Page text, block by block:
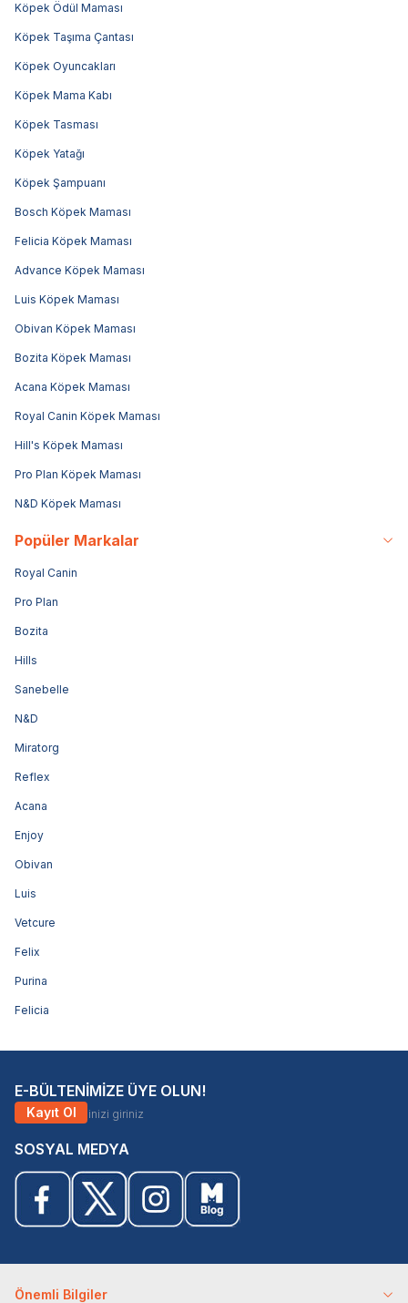
Köpek Ödül Maması
Köpek Taşıma Çantası
Köpek Oyuncakları
Köpek Mama Kabı
Köpek Tasması
Köpek Yatağı
Köpek Şampuanı
Bosch Köpek Maması
Felicia Köpek Maması
Advance Köpek Maması
Luis Köpek Maması
Obivan Köpek Maması
Bozita Köpek Maması
Acana Köpek Maması
Royal Canin Köpek Maması
Hill's Köpek Maması
Pro Plan Köpek Maması
N&D Köpek Maması
Popüler Markalar
Royal Canin
Pro Plan
Bozita
Hills
Sanebelle
N&D
Miratorg
Reflex
Acana
Enjoy
Obivan
Luis
Vetcure
Felix
Purina
Felicia
E-BÜLTENİMİZE ÜYE OLUN!
Kayıt Ol
SOSYAL MEDYA
Önemli Bilgiler